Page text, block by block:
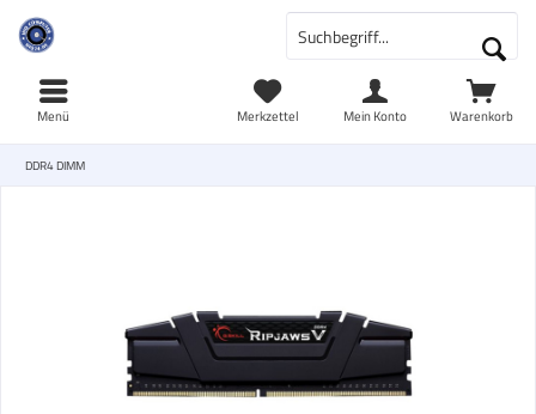
Warenkorb
Merkzettel Mein Konto
Menü
DDR4 DIMM